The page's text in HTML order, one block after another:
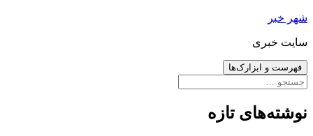
رفتن
نوشته‌ها
شهر خبر
سایت خبری
فهرست و ابزارک‌ها
جستجو
نوشته‌های تازه